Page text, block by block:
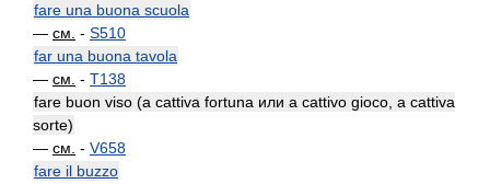
fare una buona scuola
— см. - S510
far una buona tavola
— см. - T138
fare buon viso (a cattiva fortuna или a cattivo gioco, a cattiva
sorte)
— см. - V658
fare il buzzo